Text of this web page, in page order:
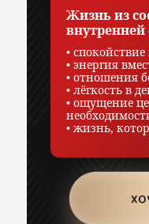
•
• энергия
• отношения
• лёгкость в
• ощущение
• жизнь,
Жизнь из